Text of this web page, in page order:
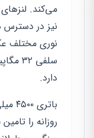
می‌کند.
نیز در دسترس
نوری مختلف
سلفی
دارد.
روزانه را